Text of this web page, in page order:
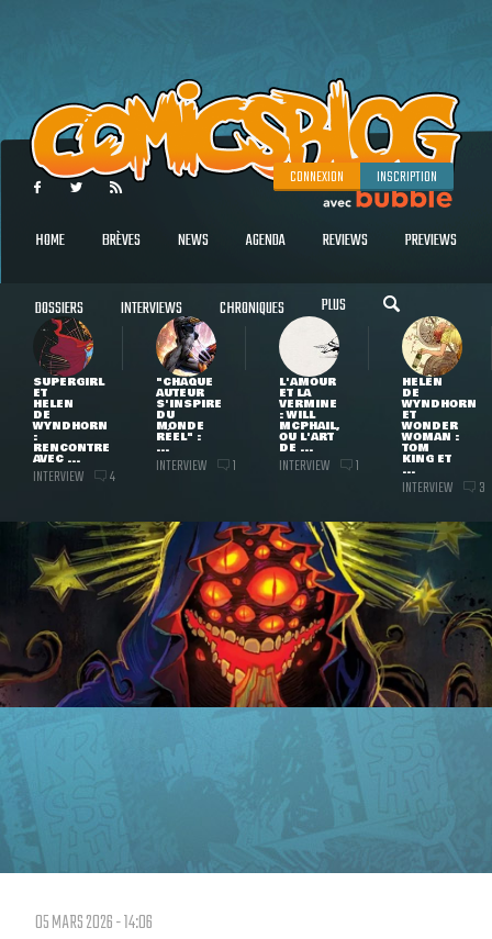
CONNEXION INSCRIPTION
HOME BRÈVES NEWS AGENDA REVIEWS PREVIEWS
DOSSIERS INTERVIEWS CHRONIQUES PLUS
SUPERGIRL
ET
HELEN
DE
WYNDHORN
:
RENCONTRE
AVEC ...
INTERVIEW 4
"CHAQUE
AUTEUR
S'INSPIRE
DU
MONDE
RÉEL" :
...
INTERVIEW 1
L'AMOUR
ET LA
VERMINE
: WILL
MCPHAIL,
OU L'ART
DE ...
INTERVIEW 1
HELEN
DE
WYNDHORN
ET
WONDER
WOMAN :
TOM
KING ET
...
INTERVIEW 3
05 MARS 2026 - 14:06